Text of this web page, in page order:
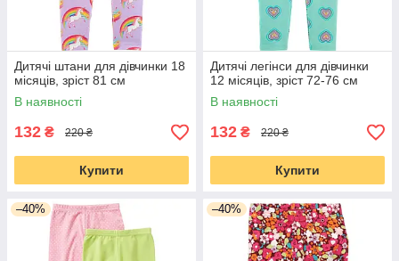
Дитячі штани для дівчинки 18
місяців, зріст 81 см
В наявності
132 ₴ 220 ₴
Купити
Дитячі легінси для дівчинки
12 місяців, зріст 72-76 см
В наявності
132 ₴ 220 ₴
Купити
–40% –40%